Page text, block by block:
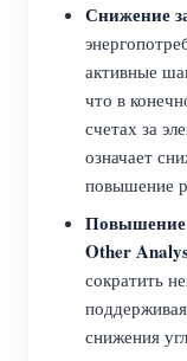
Снижение
активные
что в
счетах за
означает
повышение
Повышение
Other
сократить
снижения